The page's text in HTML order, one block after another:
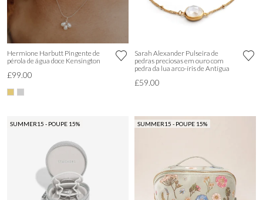
Hermione Harbutt Pingente de
pérola de água doce Kensington
£99.00
Sarah Alexander Pulseira de
pedras preciosas em ouro com
pedra da lua arco-íris de Antígua
£59.00
SUMMER15 - POUPE 15% SUMMER15 - POUPE 15%